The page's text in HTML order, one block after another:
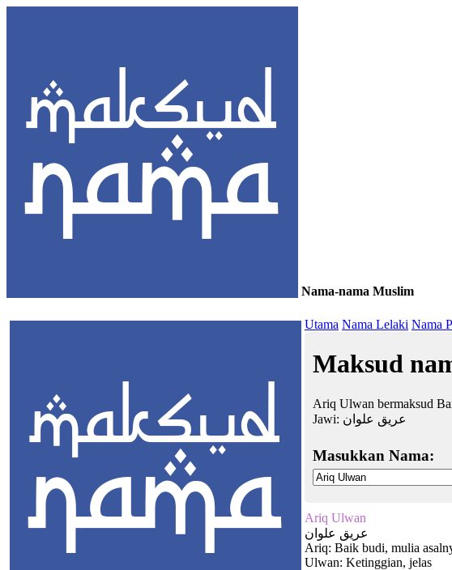
Nama-nama Muslim
Utama Nama Lelaki Nama
Maksud
Ariq Ulwan bermaksud
Jawi: عريق علوان
Masukkan Nama:
Ariq Ulwan
عريق علوان
Ariq: Baik budi, mulia
Ulwan: Ketinggian, jelas